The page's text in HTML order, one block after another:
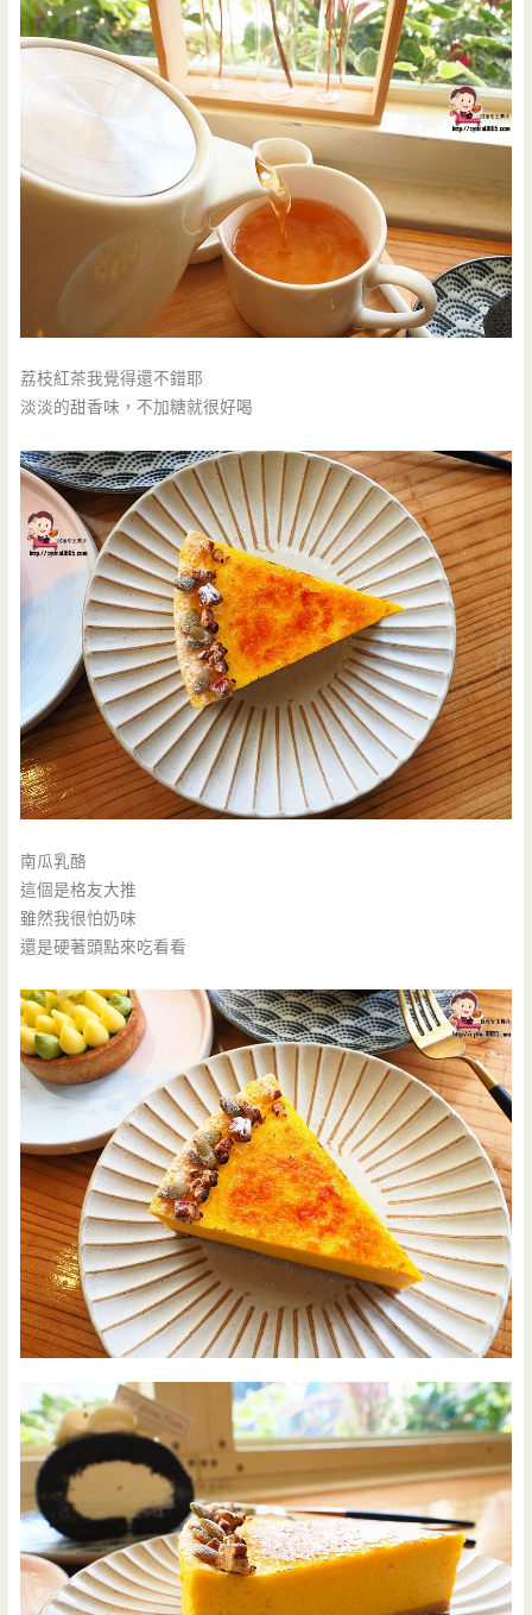
荔枝紅茶我覺得還不錯耶
淡淡的甜香味，不加糖就很好喝
南瓜乳酪
這個是格友大推
雖然我很怕奶味
還是硬著頭點來吃看看